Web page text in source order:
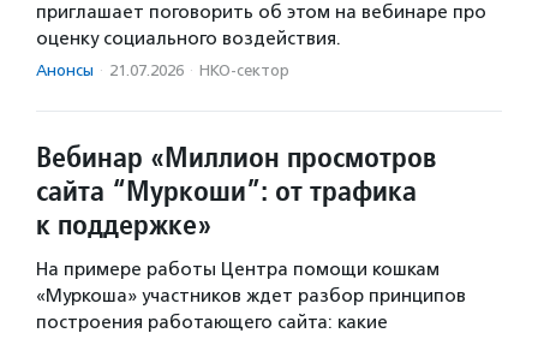
приглашает поговорить об этом на вебинаре про
оценку социального воздействия.
Анонсы · 21.07.2026 · НКО-сектор
Вебинар «Миллион просмотров
сайта “Муркоши”: от трафика
к поддержке»
На примере работы Центра помощи кошкам
«Муркоша» участников ждет разбор принципов
построения работающего сайта: какие